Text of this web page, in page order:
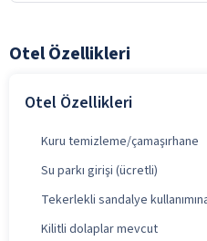
Otel Özellikleri
Otel Özellikleri
Kuru temizleme/çamaşırhane
Su parkı girişi (ücretli)
Tekerlekli sandalye
Kilitli dolaplar mevcut